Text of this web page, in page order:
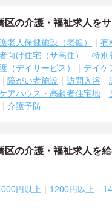
区の介護・福祉求人を
老人保健施設（老健） 有
向け住宅（サ高住）
特別
（デイサービス） デイケ
障がい者施設 訪問入浴
アハウス・高齢者住宅地
介護予防
区の介護・福祉求人を
円以上 1200円以上